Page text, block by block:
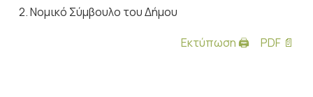
2. Νομικό Σύμβουλο του Δήμου
Εκτύπωση 🖨
PDF 📄